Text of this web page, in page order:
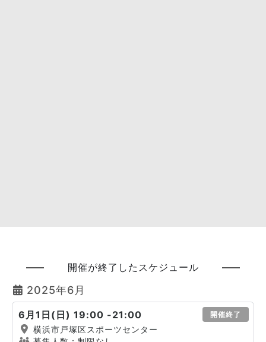
開催が終了したスケジュール
2025年6月
6月1日(日) 19:00 -21:00 開催終了
横浜市戸塚区スポーツセンター